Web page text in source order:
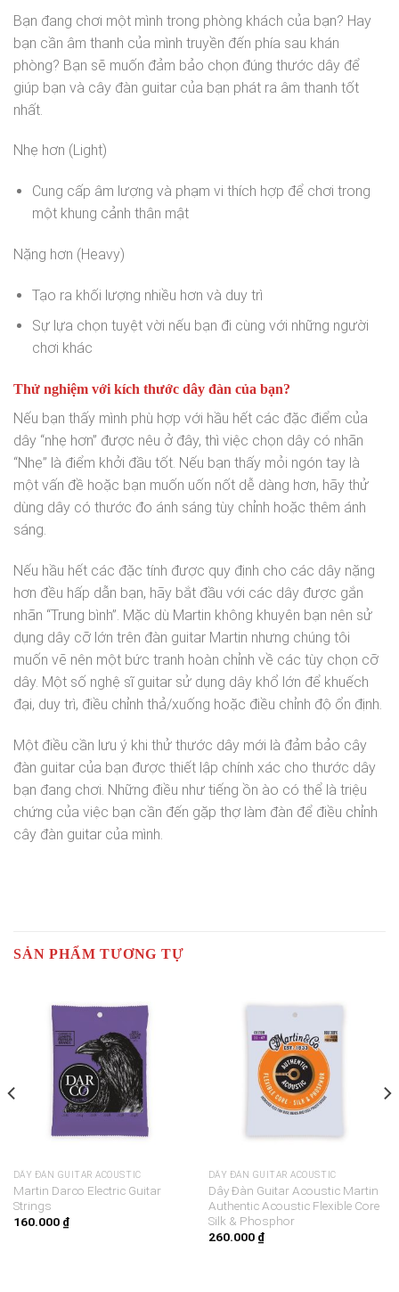
Bạn đang chơi một mình trong phòng khách của bạn? Hay
bạn cần âm thanh của mình truyền đến phía sau khán
phòng? Bạn sẽ muốn đảm bảo chọn đúng thước dây để
giúp bạn và cây đàn guitar của bạn phát ra âm thanh tốt
nhất.
Nhẹ hơn (Light)
Cung cấp âm lượng và phạm vi thích hợp để chơi trong
một khung cảnh thân mật
Nặng hơn (Heavy)
Tạo ra khối lượng nhiều hơn và duy trì
Sự lựa chọn tuyệt vời nếu bạn đi cùng với những người
chơi khác
Thử nghiệm với kích thước dây đàn của bạn?
Nếu bạn thấy mình phù hợp với hầu hết các đặc điểm của
dây “nhẹ hơn” được nêu ở đây, thì việc chọn dây có nhãn
“Nhẹ” là điểm khởi đầu tốt. Nếu bạn thấy mỏi ngón tay là
một vấn đề hoặc bạn muốn uốn nốt dễ dàng hơn, hãy thử
dùng dây có thước đo ánh sáng tùy chỉnh hoặc thêm ánh
sáng.
Nếu hầu hết các đặc tính được quy định cho các dây nặng
hơn đều hấp dẫn bạn, hãy bắt đầu với các dây được gắn
nhãn “Trung bình”. Mặc dù Martin không khuyên bạn nên sử
dụng dây cỡ lớn trên đàn guitar Martin nhưng chúng tôi
muốn vẽ nên một bức tranh hoàn chỉnh về các tùy chọn cỡ
dây. Một số nghệ sĩ guitar sử dụng dây khổ lớn để khuếch
đại, duy trì, điều chỉnh thả/xuống hoặc điều chỉnh độ ổn định.
Một điều cần lưu ý khi thử thước dây mới là đảm bảo cây
đàn guitar của bạn được thiết lập chính xác cho thước dây
bạn đang chơi. Những điều như tiếng ồn ào có thể là triệu
chứng của việc bạn cần đến gặp thợ làm đàn để điều chỉnh
cây đàn guitar của mình.
SẢN PHẨM TƯƠNG TỰ
DÂY ĐÀN GUITAR ACOUSTIC
Martin Darco Electric Guitar
Strings
160.000 ₫
DÂY ĐÀN GUITAR ACOUSTIC
Dây Đàn Guitar Acoustic Martin
Authentic Acoustic Flexible Core
Silk & Phosphor
260.000 ₫